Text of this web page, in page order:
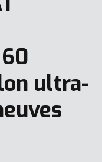
ultra-